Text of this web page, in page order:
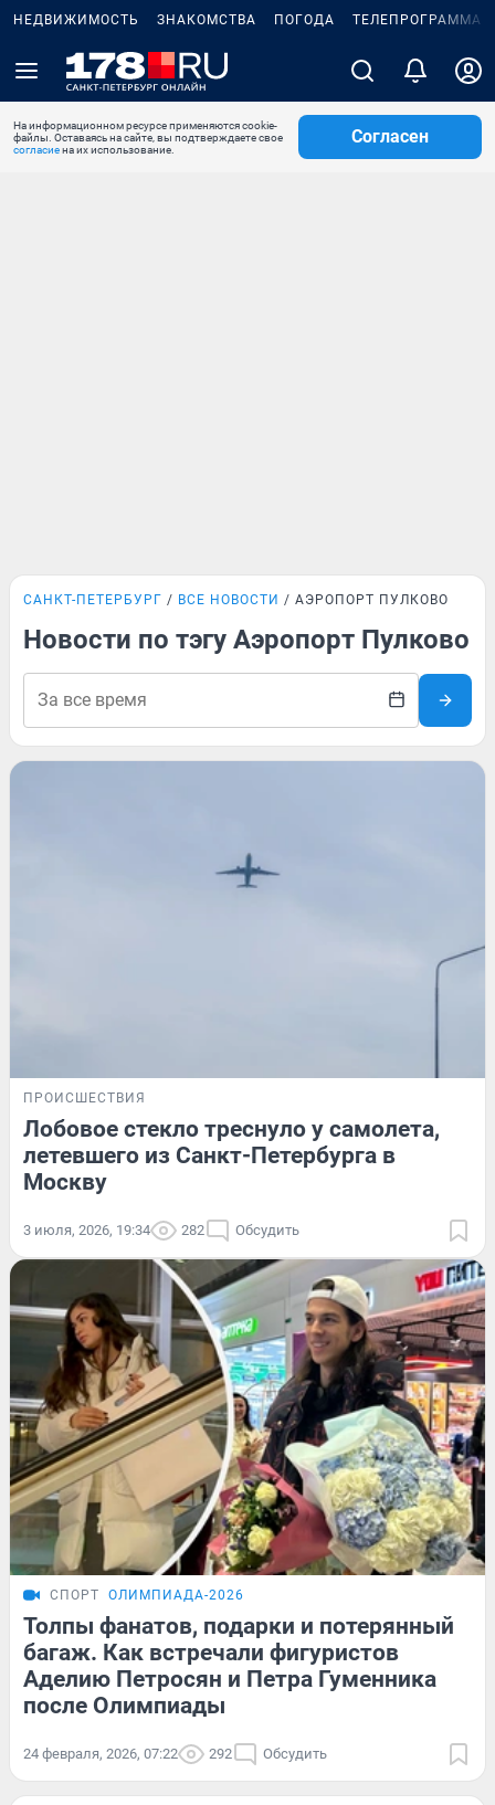
НЕДВИЖИМОСТЬ ЗНАКОМСТВА ПОГОДА ТЕЛЕПРОГРАММА
На информационном ресурсе применяются cookie-
файлы. Оставаясь на сайте, вы подтверждаете свое
согласиена их использование.
Согласен
САНКТ-ПЕТЕРБУРГ ВСЕ НОВОСТИ АЭРОПОРТ ПУЛКОВО
Новости по тэгу Аэропорт Пулково
ПРОИСШЕСТВИЯ
Лобовое стекло треснуло у самолета,
летевшего из Санкт-Петербурга в
Москву
3 июля, 2026, 19:34 282 Обсудить
СПОРТ ОЛИМПИАДА-2026
Толпы фанатов, подарки и потерянный
багаж. Как встречали фигуристов
Аделию Петросян и Петра Гуменника
после Олимпиады
24 февраля, 2026, 07:22 292 Обсудить